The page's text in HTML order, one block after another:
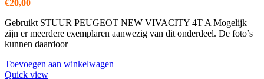
€20,00
Gebruikt STUUR PEUGEOT NEW VIVACITY 4T A Mogelijk
zijn er meerdere exemplaren aanwezig van dit onderdeel. De foto’s
kunnen daardoor
Toevoegen aan winkelwagen
Quick view